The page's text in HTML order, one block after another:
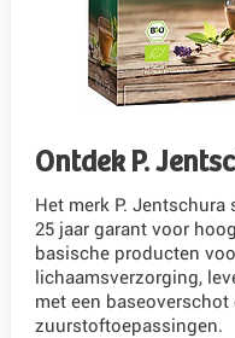
Ontdek P.
Het merk P. Jentschura
25 jaar garant voor
basische producten
lichaamsverzorging,
met een baseoverschot
zuurstoftoepassingen.